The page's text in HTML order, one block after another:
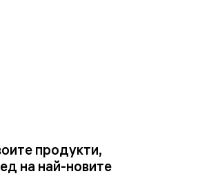
продукти,
на най-новите